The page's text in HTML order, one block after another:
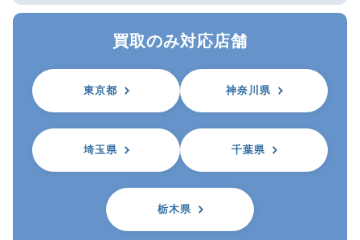
買取のみ対応店舗
東京都 神奈川県
埼玉県 千葉県
栃木県